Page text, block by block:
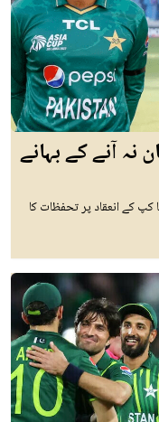
نہ آنے کے بہانے
کپ کے انعقاد پر تحفظات کا